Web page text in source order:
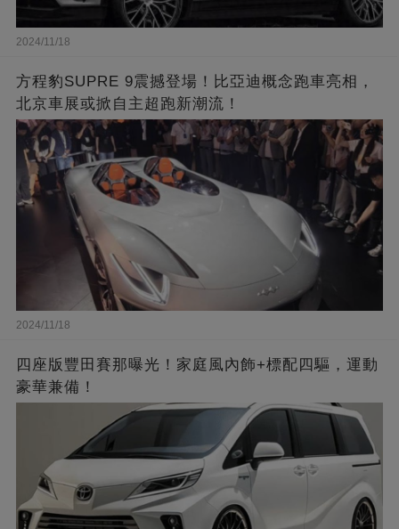
2024/11/18
方程豹SUPRE 9震撼登場！比亞迪概念跑車亮相，
北京車展或掀自主超跑新潮流！
2024/11/18
四座版豐田賽那曝光！家庭風內飾+標配四驅，運動
豪華兼備！